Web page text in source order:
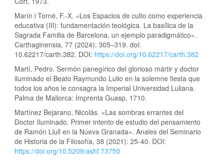
Marín i Torné, F.-X. «Los Espacios de culto como experiencia
educativa (III): fundamentación teológica. La basílica de la
Sagrada Familia de Barcelona, un ejemplo paradigmático».
Carthaginensia, 77 (2024): 305–319. doi:
10.62217/carth.382. DOI: https://doi.org/10.62217/carth.382
Martí, Pedro. Sermón panegírico del glorioso mártir y doctor
iluminado el Beato Raymundo Lulio en la solemne fiesta que
todos los años le consagra la Imperial Universidad Luliana.
Palma de Mallorca: Imprenta Guasp, 1710.
Martínez Bejarano, Nicolás. «Las sombras errantes del
Doctor Iluminado. Primer intento de estudio del pensamiento
de Ramón Llull en la Nueva Granada». Anales del Seminario
de Historia de la Filosofía, 38 (2021): 25-40. DOI:
https://doi.org/10.5209/ashf.73750